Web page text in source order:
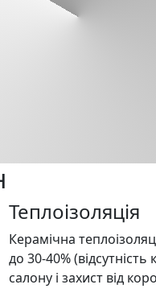
Теплоізоляція
Керамічна
до 30-40%
салону і захист від